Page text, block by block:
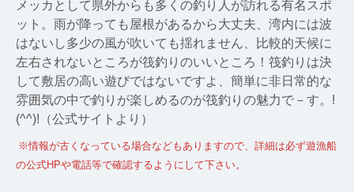
メッカとして県外からも多くの釣り人が訪れる有名スポ
ット。雨が降っても屋根があるから大丈夫、湾内には波
はないし多少の風が吹いても揺れません、比較的天候に
左右されないところが筏釣りのいいところ！筏釣りは決
して敷居の高い遊びではないですよ、簡単に非日常的な
雰囲気の中で釣りが楽しめるのが筏釣りの魅力で－す。!
(^^)!（公式サイトより）
※情報が古くなっている場合などもありますので、詳細は必ず遊漁船
の公式HPや電話等で確認するようにして下さい。